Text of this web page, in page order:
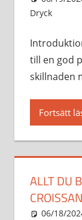
Dryck
till en god
skillnaden
Fortsätt
ALLT DU
06/18/